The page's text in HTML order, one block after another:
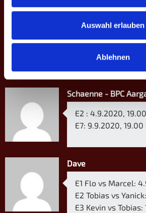
Auswahl erlauben
Ablehnen
Jeannine
4. September
Schaenne - BPC
E2 : 4.9.2020,
E7: 9.9.2020, 19.00
Dave
E1 Flo vs Marcel:
E2 Tobias vs
E3 Kevin vs Tobias: